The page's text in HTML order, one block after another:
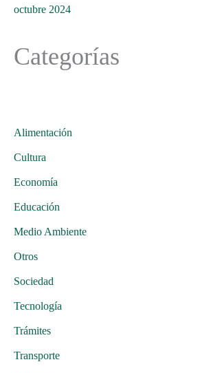
octubre 2024
Categorías
Alimentación
Cultura
Economía
Educación
Medio Ambiente
Otros
Sociedad
Tecnología
Trámites
Transporte